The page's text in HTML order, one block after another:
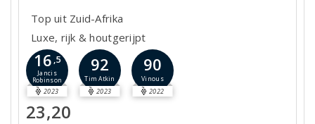
Top uit Zuid-Afrika
Luxe, rijk & houtgerijpt
16 ,5
Jancis
Robinson
2023
92
Tim Atkin
2023
90
Vinous
2022
23,20